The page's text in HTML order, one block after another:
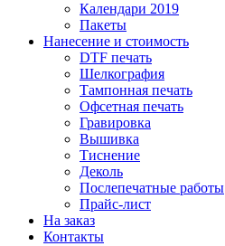
Календари 2019
Пакеты
Нанесение и стоимость
DTF печать
Шелкография
Тампонная печать
Офсетная печать
Гравировка
Вышивка
Тиснение
Деколь
Послепечатные работы
Прайс-лист
На заказ
Контакты